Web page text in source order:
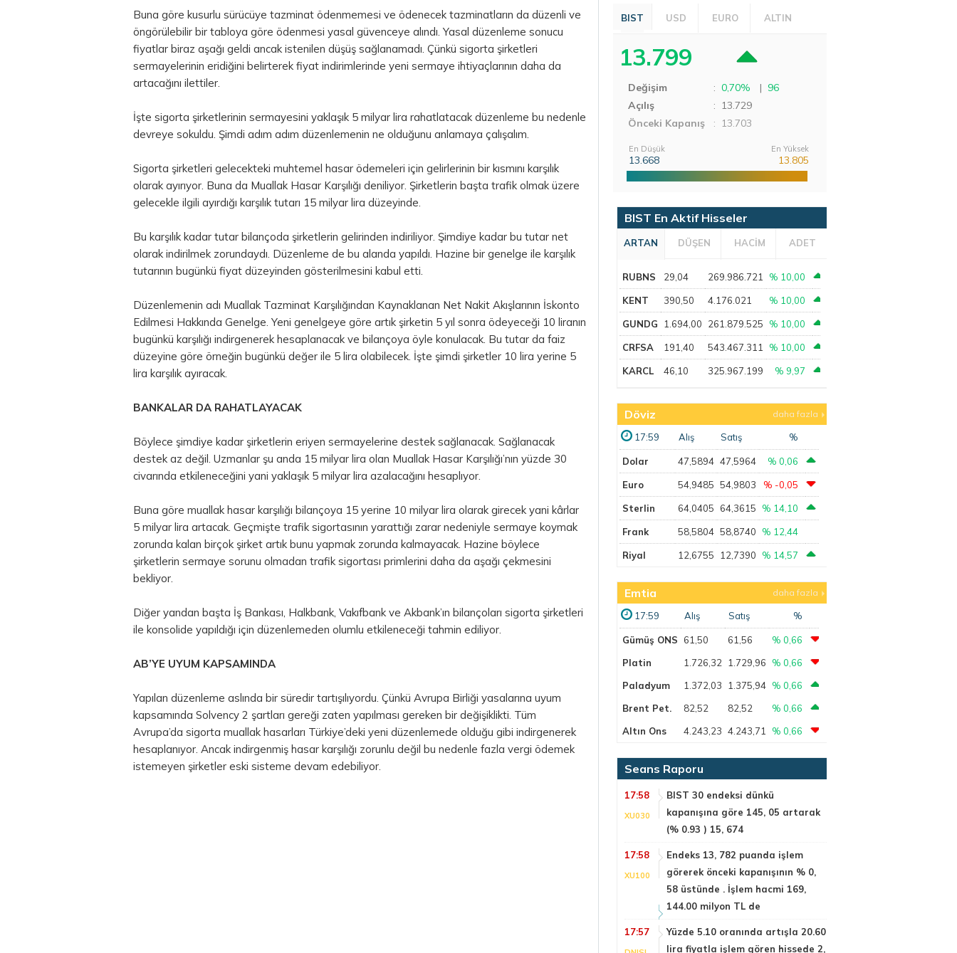
Buna göre kusurlu sürücüye tazminat ödenmemesi ve ödenecek tazminatların da düzenli ve
öngörülebilir bir tabloya göre ödenmesi yasal güvenceye alındı. Yasal düzenleme sonucu
fiyatlar biraz aşağı geldi ancak istenilen düşüş sağlanamadı. Çünkü sigorta şirketleri
sermayelerinin eridiğini belirterek fiyat indirimlerinde yeni sermaye ihtiyaçlarının daha da
artacağını ilettiler.
İşte sigorta şirketlerinin sermayesini yaklaşık 5 milyar lira rahatlatacak düzenleme bu nedenle
devreye sokuldu. Şimdi adım adım düzenlemenin ne olduğunu anlamaya çalışalım.
Sigorta şirketleri gelecekteki muhtemel hasar ödemeleri için gelirlerinin bir kısmını karşılık
olarak ayırıyor. Buna da Muallak Hasar Karşılığı deniliyor. Şirketlerin başta trafik olmak üzere
gelecekle ilgili ayırdığı karşılık tutarı 15 milyar lira düzeyinde.
Bu karşılık kadar tutar bilançoda şirketlerin gelirinden indiriliyor. Şimdiye kadar bu tutar net
olarak indirilmek zorundaydı. Düzenleme de bu alanda yapıldı. Hazine bir genelge ile karşılık
tutarının bugünkü fiyat düzeyinden gösterilmesini kabul etti.
Düzenlemenin adı Muallak Tazminat Karşılığından Kaynaklanan Net Nakit Akışlarının İskonto
Edilmesi Hakkında Genelge. Yeni genelgeye göre artık şirketin 5 yıl sonra ödeyeceği 10 liranın
bugünkü karşılığı indirgenerek hesaplanacak ve bilançoya öyle konulacak. Bu tutar da faiz
düzeyine göre örneğin bugünkü değer ile 5 lira olabilecek. İşte şimdi şirketler 10 lira yerine 5
lira karşılık ayıracak.
BANKALAR DA RAHATLAYACAK
Böylece şimdiye kadar şirketlerin eriyen sermayelerine destek sağlanacak. Sağlanacak
destek az değil. Uzmanlar şu anda 15 milyar lira olan Muallak Hasar Karşılığı’nın yüzde 30
civarında etkileneceğini yani yaklaşık 5 milyar lira azalacağını hesaplıyor.
Buna göre muallak hasar karşılığı bilançoya 15 yerine 10 milyar lira olarak girecek yani kârlar
5 milyar lira artacak. Geçmişte trafik sigortasının yarattığı zarar nedeniyle sermaye koymak
zorunda kalan birçok şirket artık bunu yapmak zorunda kalmayacak. Hazine böylece
şirketlerin sermaye sorunu olmadan trafik sigortası primlerini daha da aşağı çekmesini
bekliyor.
Diğer yandan başta İş Bankası, Halkbank, Vakıfbank ve Akbank’ın bilançoları sigorta şirketleri
ile konsolide yapıldığı için düzenlemeden olumlu etkileneceği tahmin ediliyor.
AB’YE UYUM KAPSAMINDA
Yapılan düzenleme aslında bir süredir tartışılıyordu. Çünkü Avrupa Birliği yasalarına uyum
kapsamında Solvency 2 şartları gereği zaten yapılması gereken bir değişiklikti. Tüm
Avrupa’da sigorta muallak hasarları Türkiye’deki yeni düzenlemede olduğu gibi indirgenerek
hesaplanıyor. Ancak indirgenmiş hasar karşılığı zorunlu değil bu nedenle fazla vergi ödemek
istemeyen şirketler eski sisteme devam edebiliyor.
BIST USD EURO ALTIN
13.799
Değişim : 0,70% | 96
Açılış
: 13.729
Önceki Kapanış
: 13.703
En Düşük
13.668
En Yüksek
13.805
BIST En Aktif Hisseler
ARTAN DÜŞEN HACİM ADET
RUBNS 29,04 269.986.721 % 10,00
KENT 390,50 4.176.021 % 10,00
GUNDG 1.694,00 261.879.525 % 10,00
CRFSA 191,40 543.467.311 % 10,00
KARCL 46,10 325.967.199 % 9,97
Döviz daha fazla
17:59 Alış Satış %
Dolar 47,5894 47,5964 % 0,06
Euro 54,9485 54,9803 % -0,05
Sterlin 64,0405 64,3615 % 14,10
Frank 58,5804 58,8740 % 12,44
Riyal 12,6755 12,7390 % 14,57
Emtia daha fazla
17:59 Alış Satış %
Gümüş ONS 61,50 61,56
% 0,66
Platin
1.726,32 1.729,96
% 0,66
Paladyum
1.372,03 1.375,94 % 0,66
Brent Pet.
82,52 82,52
% 0,66
Altın Ons
4.243,23 4.243,71 % 0,66
Seans Raporu
17:58
XU030
BIST 30 endeksi dünkü
kapanışına göre 145, 05 artarak
(% 0.93 ) 15, 674
17:58
XU100
Endeks 13, 782 puanda işlem
görerek önceki kapanışının % 0,
58 üstünde . İşlem hacmi 169,
144.00 milyon TL de
17:57
Yüzde 5.10 oranında artışla 20.60
lira fiyatla işlem gören hissede 2,